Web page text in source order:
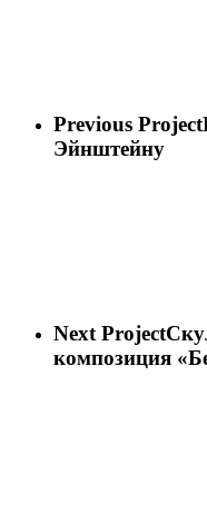
Previous Project
Эйнштейну
Next Project
композиция